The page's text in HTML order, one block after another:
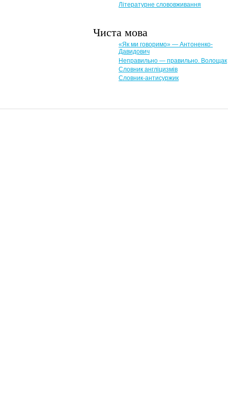
Літературне слововживання
Чиста мова
«Як ми говоримо» — Антоненко-
Давидович
Неправильно — правильно. Волощак
Словник англіцизмів
Словник-антисуржик